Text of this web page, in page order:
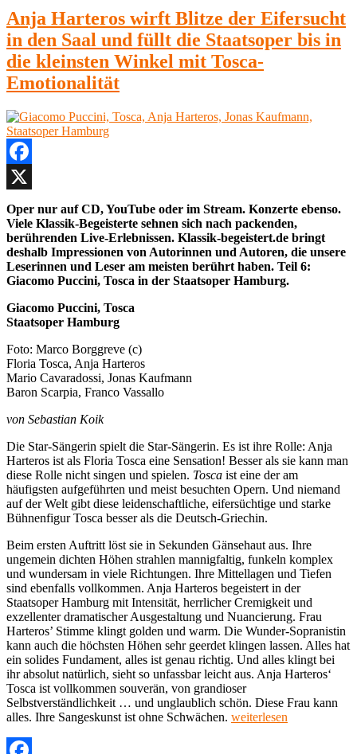
Lieblingsoper
20:
„Die
Teufel
von
Krzysztof
Penderecki
Anja Harteros wirft Blitze der Eifersucht
in den Saal und füllt die Staatsoper bis in
die kleinsten Winkel mit Tosca-
Emotionalität
Facebook
X
Oper nur auf CD, YouTube oder im Stream. Konzerte ebenso.
Viele Klassik-Begeisterte sehnen sich nach packenden,
berührenden Live-Erlebnissen. Klassik-begeistert.de bringt
deshalb Impressionen von Autorinnen und Autoren, die unsere
Leserinnen und Leser am meisten berührt haben. Teil 6:
Giacomo Puccini, Tosca in der Staatsoper Hamburg.
Giacomo Puccini, Tosca
Staatsoper Hamburg
Foto: Marco Borggreve (c)
Floria Tosca, Anja Harteros
Mario Cavaradossi, Jonas Kaufmann
Baron Scarpia, Franco Vassallo
von Sebastian Koik
Die Star-Sängerin spielt die Star-Sängerin. Es ist ihre Rolle: Anja
Harteros ist als Floria Tosca eine Sensation! Besser als sie kann man
diese Rolle nicht singen und spielen. Tosca ist eine der am
häufigsten aufgeführten und meist besuchten Opern. Und niemand
auf der Welt gibt diese leidenschaftliche, eifersüchtige und starke
Bühnenfigur Tosca besser als die Deutsch-Griechin.
Beim ersten Auftritt löst sie in Sekunden Gänsehaut aus. Ihre
ungemein dichten Höhen strahlen mannigfaltig, funkeln komplex
und wundersam in viele Richtungen. Ihre Mittellagen und Tiefen
sind ebenfalls vollkommen. Anja Harteros begeistert in der
Staatsoper Hamburg mit Intensität, herrlicher Cremigkeit und
exzellenter dramatischer Ausgestaltung und Nuancierung. Frau
Harteros’ Stimme klingt golden und warm. Die Wunder-Sopranistin
kann auch die höchsten Höhen sehr geerdet klingen lassen. Alles hat
ein solides Fundament, alles ist genau richtig. Und alles klingt bei
ihr absolut natürlich, sieht so unfassbar leicht aus. Anja Harteros‘
Tosca ist vollkommen souverän, von grandioser
Selbstverständlichkeit … und unglaublich schön. Diese Frau kann
alles. Ihre Sangeskunst ist ohne Schwächen. „Giacomo
weiterlesen